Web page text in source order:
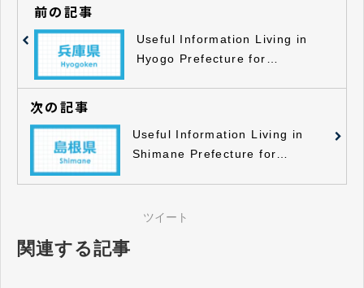
前の記事
Useful Information Living in
Hyogo Prefecture for
次の記事
Useful Information Living in
Shimane Prefecture for
ツイート
関連する記事